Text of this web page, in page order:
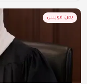
يمن فويس